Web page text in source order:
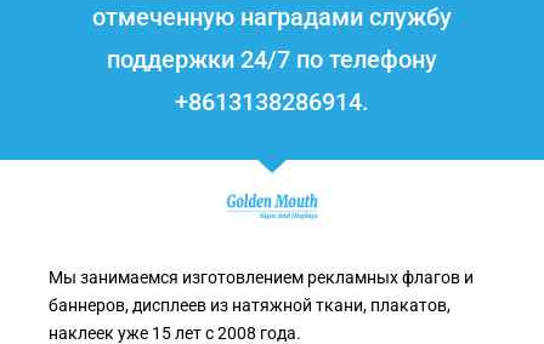
отмеченную наградами службу
поддержки 24/7 по телефону
+8613138286914.
Мы занимаемся изготовлением рекламных флагов и
баннеров, дисплеев из натяжной ткани, плакатов,
наклеек уже 15 лет с 2008 года.